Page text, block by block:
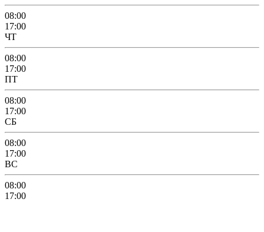
08:00
17:00
ЧТ
08:00
17:00
ПТ
08:00
17:00
СБ
08:00
17:00
ВС
08:00
17:00